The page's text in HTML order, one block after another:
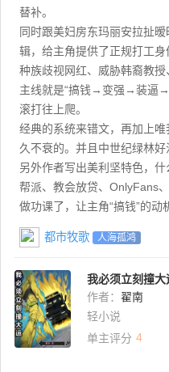
替补。
同时跟美妇房东玛丽安拉扯
辑，给主角提供了正规打工
种族歧视网红、威胁韩裔教授
主线就是“搞钱→变强→装逼→
滚打往上爬。
经典的系统来错文，再加上
久不衰的。并且中世纪绿林好
另外作者写出美利坚特色，
帮派、教会放贷、OnlyFans
做功课了，让主角“搞钱”的动
都市牧歌 人海孤鸿
我必须立刻撞大
作者： 翟南
轻小说
单主评分 4